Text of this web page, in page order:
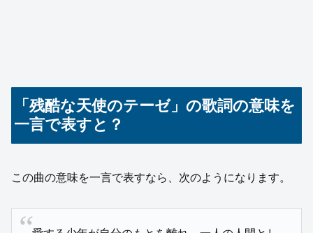
「残酷な天使のテーゼ」の歌詞の意味を
一言で表すと？
この曲の意味を一言で表すなら、次のようになります。